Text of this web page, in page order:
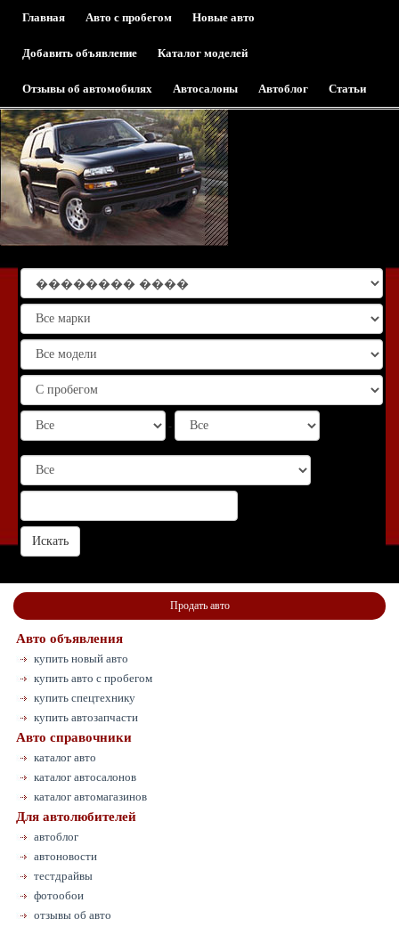
Главная Авто с пробегом Новые авто
Добавить объявление Каталог моделей
Отзывы об автомобилях Автосалоны Автоблог Статьи
-
Продать авто
Авто объявления
купить новый авто
купить авто с пробегом
купить спецтехнику
купить автозапчасти
Авто справочники
каталог авто
каталог автосалонов
каталог автомагазинов
Для автолюбителей
автоблог
автоновости
тестдрайвы
фотообои
отзывы об авто